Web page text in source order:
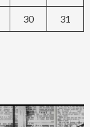
30 31